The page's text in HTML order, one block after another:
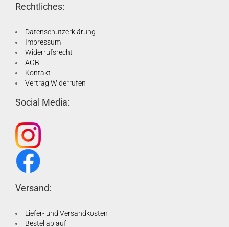
Rechtliches:
Datenschutzerklärung
Impressum
Widerrufsrecht
AGB
Kontakt
Vertrag Widerrufen
Social Media:
Versand:
Liefer- und Versandkosten
Bestellablauf